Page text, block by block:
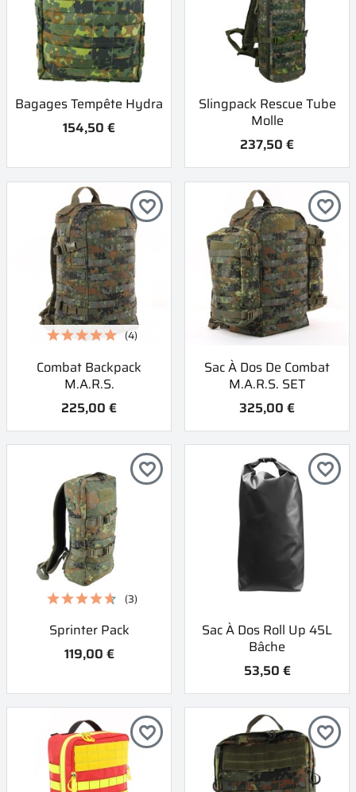
Bagages Tempête Hydra
154,50 €
Slingpack Rescue Tube
Molle
237,50 €
Combat Backpack
M.A.R.S.
225,00 €
(4)
favorite_border
Sac À Dos De Combat
M.A.R.S. SET
325,00 €
favorite_border
Sprinter Pack
119,00 €
(3)
favorite_border
Sac À Dos Roll Up 45L
Bâche
53,50 €
favorite_border
favorite_border favorite_border